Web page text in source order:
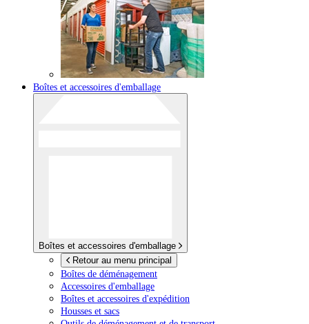
Boîtes et accessoires d'emballage
Boîtes et accessoires d'emballage
Retour au menu principal
Boîtes de déménagement
Accessoires d'emballage
Boîtes et accessoires d'expédition
Housses et sacs